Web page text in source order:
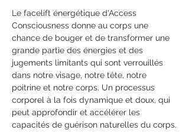
Le facelift énergétique d'Access
Consciousness donne au corps une
chance de bouger et de transformer une
grande partie des énergies et des
jugements limitants qui sont verrouillés
dans notre visage, notre tête, notre
poitrine et notre corps. Un processus
corporel à la fois dynamique et doux, qui
peut approfondir et accélérer les
capacités de guérison naturelles du corps.